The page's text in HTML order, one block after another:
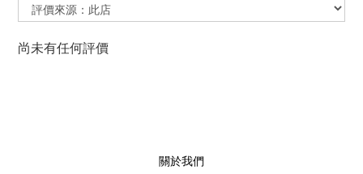
尚未有任何評價
關於我們